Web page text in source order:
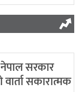
नेपाल सरकार
वार्ता सकारात्मक